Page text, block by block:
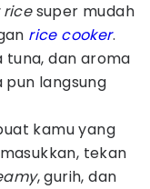
super mudah
rice cooker.
tuna, dan aroma
langsung
kamu yang
tekan
, gurih, dan